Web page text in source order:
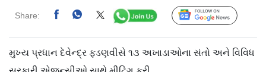
Share: Follow Us
મુખ્ય પ્રધાન દેવેન્દ્ર ફડણવીસે ૧૩ અખાડાઓના સંતો અને વિવિધ